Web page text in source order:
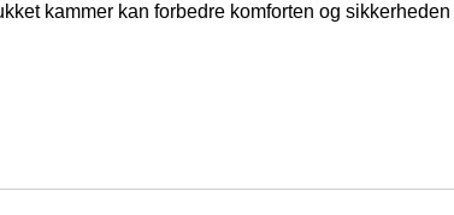
kammer kan forbedre komforten og